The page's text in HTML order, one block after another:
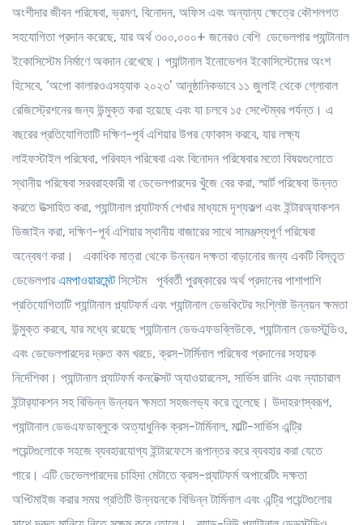
অংশীদার জীবন পরিষেবা, ভ্রমণ, বিনোদন, অফিস এবং অন্যান্য ক্ষেত্রে কৌশলগত
সহযোগিতা প্রদান করেছে, যার অর্থ ৩০০,০০০+ জনেরও বেশি ডেভেলপার প্যান্টানাল
ইকোসিস্টেম নির্মাণে অবদান রেখেছে। প্যান্টানাল ইনোভেশন ইকোসিস্টেমের অংশ
হিসেবে, ‘অপো কালারওএসহ্যাক ২০২৩’ আনুষ্ঠানিকভাবে ১১ জুলাই থেকে গ্লোবাল
রেজিস্ট্রেশনের জন্য উন্মুক্ত করা হয়েছে এবং যা চলবে ১৫ সেপ্টেম্বর পর্যন্ত। এ
বছরের প্রতিযোগিতাটি দক্ষিণ-পূর্ব এশিয়ার উপর ফোকাস করবে, যার লক্ষ্য
লাইফস্টাইল পরিষেবা, পরিবহন পরিষেবা এবং বিনোদন পরিষেবার মতো বিষয়গুলোতে
স্থানীয় পরিষেবা সরবরাহকারী বা ডেভেলপারদের খুঁজে বের করা, স্মার্ট পরিষেবা উন্নত
করতে উত্সাহিত করা, প্যান্টানাল প্ল্যাটফর্ম শেখার মাধ্যমে দৃশ্যকল্প এবং ইন্টারঅ্যাকশন
ডিজাইন করা, দক্ষিণ-পূর্ব এশিয়ার স্থানীয় বাজারের সাথে সামঞ্জস্যপূর্ণ পরিষেবা
অন্বেষণ করা। একাধিক মাত্রা থেকে উন্নয়ন দক্ষতা বাড়ানোর জন্য একটি বিস্তৃত
ডেভেলপার এমপাওয়ারমেন্ট সিস্টেম
পূর্ববর্তী পুরষ্কারের অর্থ প্রদানের পাশাপাশি
প্রতিযোগিতাটি প্যান্টানাল প্ল্যাটফর্ম এবং প্যান্টানাল ডেভকিটের সংশ্লিষ্ট উন্নয়ন ক্ষমতা
উন্মুক্ত করবে, যার মধ্যে রয়েছে প্যান্টানাল ডেভএফডব্লিউকে, প্যান্টানাল ডেভস্টুডিও,
এবং ডেভেলপারদের দ্রুত কম খরচে, ক্রস-টার্মিনাল পরিষেবা প্রদানের সহায়ক
নির্দেশিকা। প্যান্টানাল প্ল্যাটফর্ম কনটেক্সট অ্যাওয়ারনেস, সার্ভিস রানিং এবং ন্যাচারাল
ইন্টার‌্যাকশন সহ বিভিন্ন উন্নয়ন ক্ষমতা সহজলভ্য করে তুলেছে। উদাহরণস্বরূপ,
প্যান্টানাল ডেভএফডাব্লুকে অত্যাধুনিক ক্রস-টার্মিনাল, মাল্টি-সার্ভিস এন্ট্রি
পয়েন্টগুলোকে সহজে ব্যবহারযোগ্য ইন্টারফেসে রূপান্তর করে ব্যবহার করা যেতে
পারে। এটি ডেভেলপারদের চাহিদা মেটাতে ক্রস-প্ল্যাটফর্ম অপারেটিং দক্ষতা
অপ্টিমাইজ করার সময় প্রতিটি উন্নয়নকে বিভিন্ন টার্মিনাল এবং এন্ট্রি পয়েন্টগুলোর